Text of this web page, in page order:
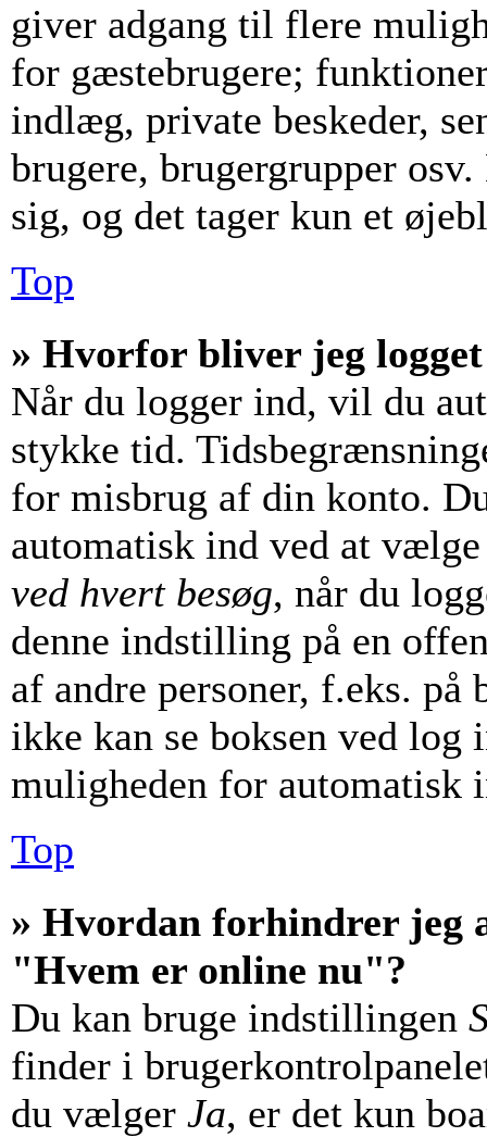
giver adgang til flere
for gæstebrugere;
indlæg, private beskeder,
brugere, brugergrupper
sig, og det tager kun et
Top
» Hvorfor bliver jeg
Når du logger ind, vil du
stykke tid.
for misbrug af din konto.
automatisk ind ved at
ved hvert besøg, når du
denne indstilling på en
af andre personer, f.eks.
ikke kan se boksen ved log
muligheden for automatisk
Top
» Hvordan forhindrer jeg
"Hvem er online nu"?
Du kan bruge indstillingen
finder i
du vælger Ja, er det kun